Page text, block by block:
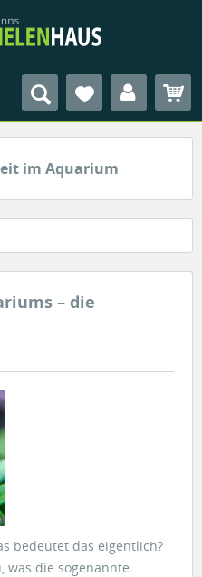
im Aquarium
– die
bedeutet das eigentlich?
was die sogenannte